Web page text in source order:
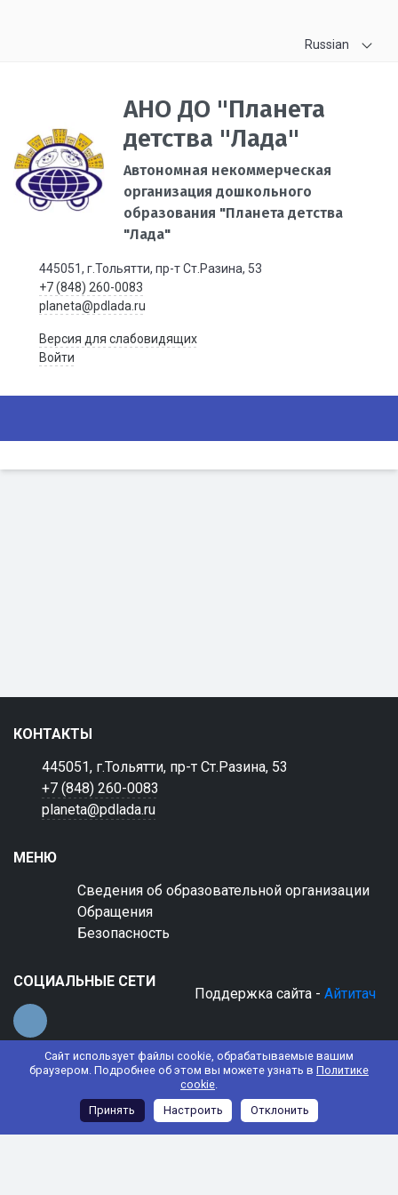
Сайт использует файлы cookie, обрабатываемые вашим
браузером. Подробнее об этом вы можете узнать в Политике
cookie.
Принять
Настроить Отклонить
Russian
АНО ДО "Планета
детства "Лада"
Автономная некоммерческая
организация дошкольного
образования "Планета детства
"Лада"
445051, г.Тольятти, пр-т Ст.Разина, 53
+7 (848) 260-0083
planeta@pdlada.ru
Версия для слабовидящих
Войти
КОНТАКТЫ
445051, г.Тольятти, пр-т Ст.Разина, 53
+7 (848) 260-0083
planeta@pdlada.ru
МЕНЮ
Сведения об образовательной организации
Обращения
Безопасность
СОЦИАЛЬНЫЕ СЕТИ
Поддержка сайта - Айтитач
© 2022 АНО ДО "Планета детства "Лада"